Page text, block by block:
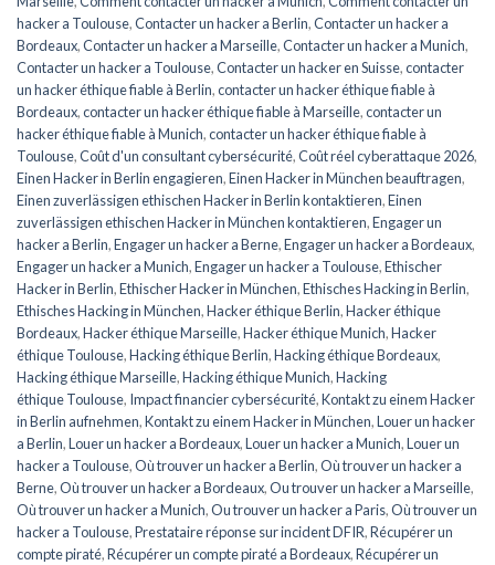
hacker a Toulouse,Contacter un hacker a Berlin,Contacter un hacker a
Bordeaux,Contacter un hacker a Marseille,Contacter un hacker a Munich,
Contacter un hacker a Toulouse,Contacter un hacker en Suisse,contacter
un hacker éthique fiable à Berlin,contacter un hacker éthique fiable à
Bordeaux,contacter un hacker éthique fiable à Marseille,contacter un
hacker éthique fiable à Munich,contacter un hacker éthique fiable à
Toulouse,Coût d'un consultant cybersécurité,Coût réel cyberattaque 2026,
Einen Hacker in Berlin engagieren,Einen Hacker in München beauftragen,
Einen zuverlässigen ethischen Hacker in Berlin kontaktieren,Einen
zuverlässigen ethischen Hacker in München kontaktieren,Engager un
hacker a Berlin,Engager un hacker a Berne,Engager un hacker a Bordeaux,
Engager un hacker a Munich,Engager un hacker a Toulouse,Ethischer
Hacker in Berlin,Ethischer Hacker in München,Ethisches Hacking in Berlin,
Ethisches Hacking in München,Hacker éthique Berlin,Hacker éthique
Bordeaux,Hacker éthique Marseille,Hacker éthique Munich,Hacker
éthique Toulouse,Hacking éthique Berlin,Hacking éthique Bordeaux,
Hacking éthique Marseille,Hacking éthique Munich,Hacking
éthique Toulouse, Impact financier cybersécurité,Kontakt zu einem Hacker
in Berlin aufnehmen,Kontakt zu einem Hacker in München,Louer un hacker
a Berlin,Louer un hacker a Bordeaux,Louer un hacker a Munich,Louer un
hacker a Toulouse,Où trouver un hacker a Berlin,Où trouver un hacker a
Berne,Où trouver un hacker a Bordeaux,Ou trouver un hacker a Marseille,
Où trouver un hacker a Munich,Ou trouver un hacker a Paris,Où trouver un
hacker a Toulouse,Prestataire réponse sur incident DFIR,Récupérer un
compte piraté,Récupérer un compte piraté a Bordeaux,Récupérer un